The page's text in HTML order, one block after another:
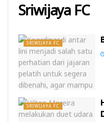
Sriwijaya FC
SRIWIJAYA FC
SRIWIJAYA FC